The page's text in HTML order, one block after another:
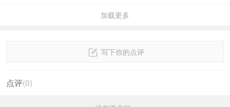
加载更多
写下你的点评
点评(0)